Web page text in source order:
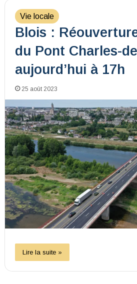
Vie locale
Blois :
du Pont Charles-
aujourd’hui à 17h
25 août 2023
Lire la suite »